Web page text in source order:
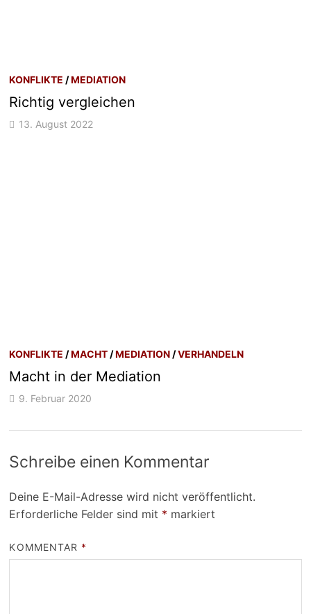
KONFLIKTE /MEDIATION
Richtig vergleichen
13. August 2022
KONFLIKTE /MACHT /MEDIATION /VERHANDELN
Macht in der Mediation
9. Februar 2020
Schreibe einen Kommentar
Deine E-Mail-Adresse wird nicht veröffentlicht.
Erforderliche Felder sind mit * markiert
KOMMENTAR *